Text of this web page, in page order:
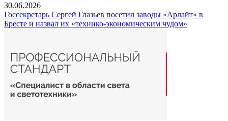
30.06.2026
Госсекретарь Сергей Глазьев посетил заводы «Арлайт» в
Бресте и назвал их «технико-экономическим чудом»